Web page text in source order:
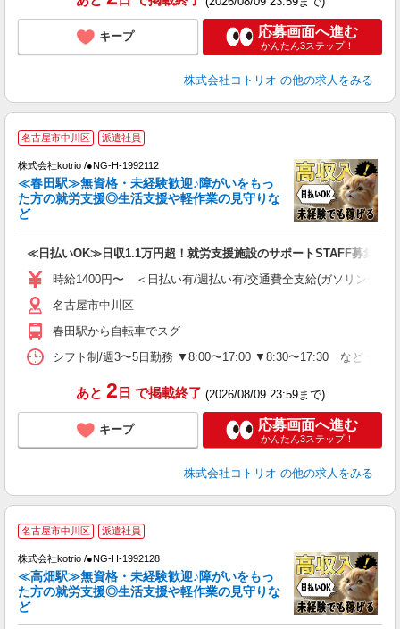
キープ 応募画面へ進む
かんたん3ステップ！
株式会社コトリオ の他の求人をみる
名古屋市中川区 派遣社員
株式会社kotrio /●NG-H-1992112
≪春田駅≫無資格・未経験歓迎♪障がいをもっ
た方の就労支援◎生活支援や軽作業の見守りな
ど
≪日払いOK≫日収1.1万円超！就労支援施設のサポートSTAFF募集
時給1400円〜 ＜日払い有/週払い有/交通費全支給(ガソリン代含
名古屋市中川区
春田駅から自転車でスグ
シフト制/週3〜5日勤務 ▼8:00〜17:00 ▼8:30〜17:30 など 休憩1
あと 2 日 で掲載終了 (2026/08/09 23:59まで)
キープ 応募画面へ進む
かんたん3ステップ！
株式会社コトリオ の他の求人をみる
名古屋市中川区 派遣社員
株式会社kotrio /●NG-H-1992128
≪高畑駅≫無資格・未経験歓迎♪障がいをもっ
た方の就労支援◎生活支援や軽作業の見守りな
ど